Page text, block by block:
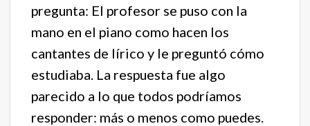
pregunta: El profesor se puso con la
mano en el piano como hacen los
cantantes de lírico y le preguntó cómo
estudiaba. La respuesta fue algo
parecido a lo que todos podríamos
responder: más o menos como puedes.